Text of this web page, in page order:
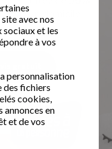
avec nos
sociaux et les
à vos
personnalisation
des fichiers
cookies,
annonces en
et de vos
pour un domicile